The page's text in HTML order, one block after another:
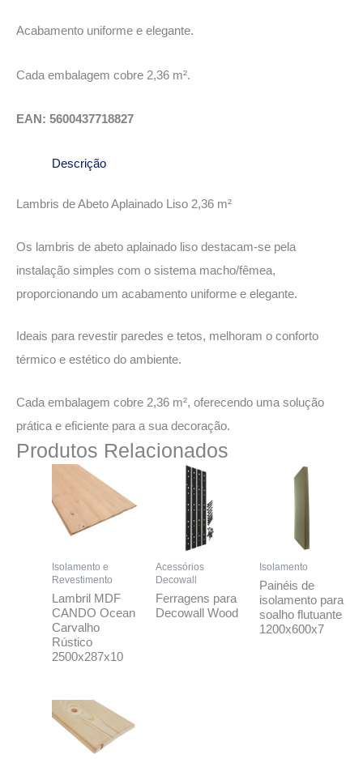
Acabamento uniforme e elegante.
Cada embalagem cobre 2,36 m².
EAN: 5600437718827
Descrição
Lambris de Abeto Aplainado Liso 2,36 m²
Os lambris de abeto aplainado liso destacam-se pela
instalação simples com o sistema macho/fêmea,
proporcionando um acabamento uniforme e elegante.
Ideais para revestir paredes e tetos, melhoram o conforto
térmico e estético do ambiente.
Cada embalagem cobre 2,36 m², oferecendo uma solução
prática e eficiente para a sua decoração.
Produtos Relacionados
Isolamento e
Revestimento
Lambril MDF
CANDO Ocean
Carvalho
Rústico
2500x287x10
Acessórios
Decowall
Ferragens para
Decowall Wood
Isolamento
Painéis de
isolamento para
soalho flutuante
1200x600x7